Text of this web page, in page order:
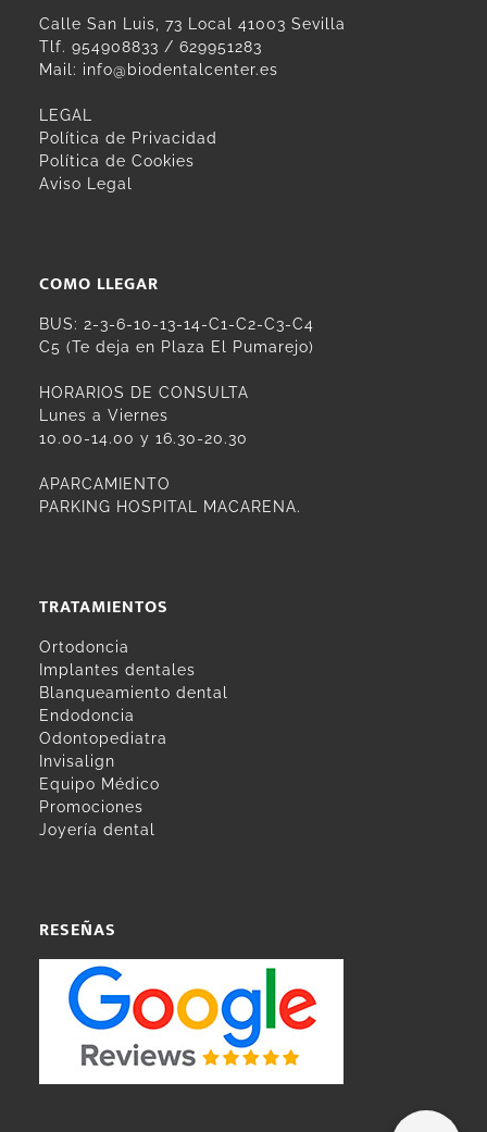
Calle San Luis, 73 Local 41003 Sevilla
Tlf. 954908833 / 629951283
Mail: info@biodentalcenter.es
LEGAL
Política de Privacidad
Política de Cookies
Aviso Legal
COMO LLEGAR
BUS: 2-3-6-10-13-14-C1-C2-C3-C4
C5 (Te deja en Plaza El Pumarejo)
HORARIOS DE CONSULTA
Lunes a Viernes
10.00-14.00 y 16.30-20.30
APARCAMIENTO
PARKING HOSPITAL MACARENA.
TRATAMIENTOS
Ortodoncia
Implantes dentales
Blanqueamiento dental
Endodoncia
Odontopediatra
Invisalign
Equipo Médico
Promociones
Joyería dental
RESEÑAS